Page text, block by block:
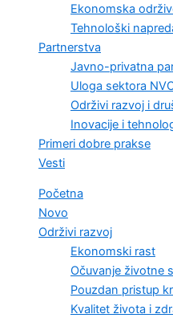
Ekonomska
Tehnološki
Partnerstva
Javno-privatna
Uloga sektora
Održivi razvoj i
Inovacije i
Primeri dobre prakse
Vesti
Početna
Novo
Održivi razvoj
Ekonomski rast
Očuvanje životne
Pouzdan pristup
Kvalitet života i